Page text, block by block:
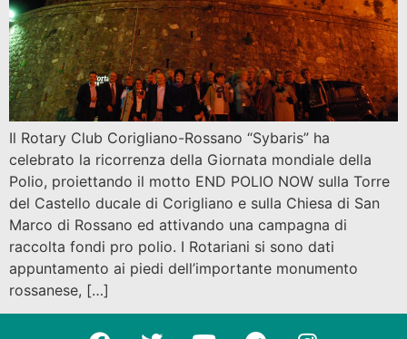
Il Rotary Club Corigliano-Rossano “Sybaris” ha
celebrato la ricorrenza della Giornata mondiale della
Polio, proiettando il motto END POLIO NOW sulla Torre
del Castello ducale di Corigliano e sulla Chiesa di San
Marco di Rossano ed attivando una campagna di
raccolta fondi pro polio. I Rotariani si sono dati
appuntamento ai piedi dell’importante monumento
rossanese, […]